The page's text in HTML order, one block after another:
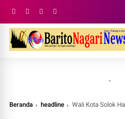
.
Beranda headline Wali Kota Solok Hadiri